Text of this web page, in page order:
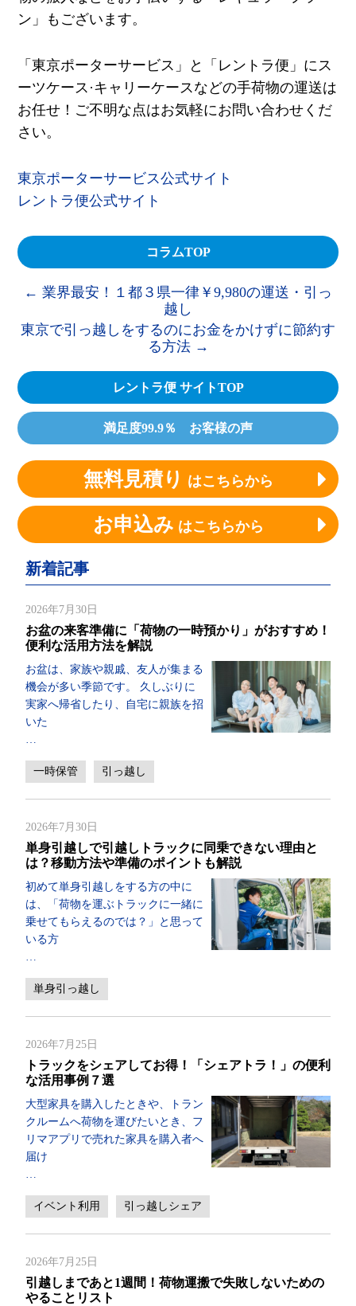
ン」もございます。
「東京ポーターサービス」と「レントラ便」にス
ーツケース·キャリーケースなどの手荷物の運送は
お任せ！ご不明な点はお気軽にお問い合わせくだ
さい。
東京ポーターサービス公式サイト
レントラ便公式サイト
コラムTOP
← 業界最安！１都３県一律￥9,980の運送・引っ
越し
東京で引っ越しをするのにお金をかけずに節約す
る方法 →
レントラ便 サイトTOP
満足度99.9％ お客様の声
無料見積り はこちらから
お申込み はこちらから
新着記事
2026年7月30日
お盆の来客準備に「荷物の一時預かり」がおすすめ！
便利な活用方法を解説
お盆は、家族や親戚、友人が集まる
機会が多い季節です。 久しぶりに
実家へ帰省したり、自宅に親族を招
いた
…
一時保管 引っ越し
2026年7月30日
単身引越しで引越しトラックに同乗できない理由と
は？移動方法や準備のポイントも解説
初めて単身引越しをする方の中に
は、「荷物を運ぶトラックに一緒に
乗せてもらえるのでは？」と思って
いる方
…
単身引っ越し
2026年7月25日
トラックをシェアしてお得！「シェアトラ！」の便利
な活用事例７選
大型家具を購入したときや、トラン
クルームへ荷物を運びたいとき、フ
リマアプリで売れた家具を購入者へ
届け
…
イベント利用 引っ越しシェア
2026年7月25日
引越しまであと1週間！荷物運搬で失敗しないための
やることリスト